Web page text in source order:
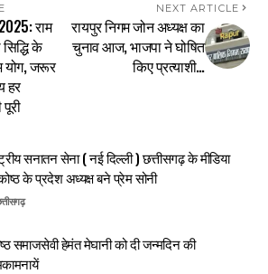
राम
सिद्धि के
योग, जरूर
हर
NEXT ARTICLE
रायपुर निगम जोन अध्यक्ष का
चुनाव आज, भाजपा ने घोषित
किए प्रत्याशी…
सनातन सेना ( नई दिल्ली ) छत्तीसगढ़ के मीडिया
के प्रदेश अध्यक्ष बने प्रेम सोनी
समाजसेवी हेमंत मेघानी को दी जन्मदिन की